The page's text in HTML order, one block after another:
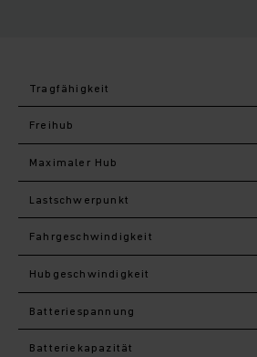
Tragfähigkeit
Freihub
Maximaler Hub
Last­schwerpunkt
Fahr­geschwindigkeit
Hub­geschwindigkeit
Batteriespannung
Batteriekapazität